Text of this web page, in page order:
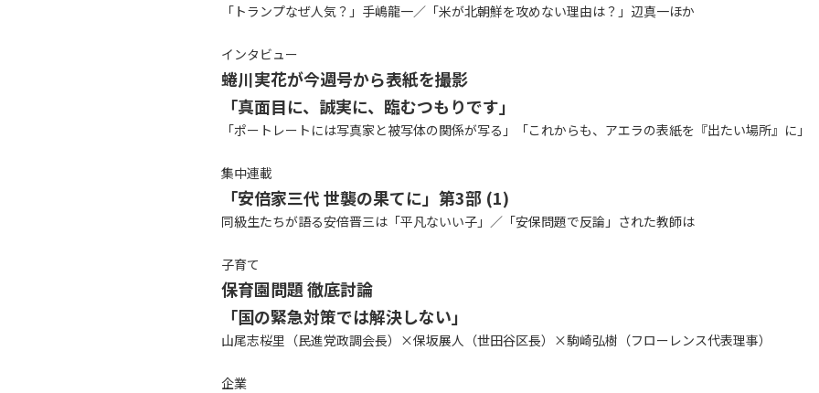
「トランプなぜ人気？」手嶋龍一／「米が北朝鮮を攻めない理由は？」辺真一ほか
インタビュー
蜷川実花が今週号から表紙を撮影
「真面目に、誠実に、臨むつもりです」
「ポートレートには写真家と被写体の関係が写る」「これからも、アエラの表紙を『出たい場所』に」
集中連載
「安倍家三代 世襲の果てに」第3部 (1)
同級生たちが語る安倍晋三は「平凡ないい子」／「安保問題で反論」された教師は
子育て
保育園問題 徹底討論
「国の緊急対策では解決しない」
山尾志桜里（民進党政調会長）×保坂展人（世田谷区長）×駒崎弘樹（フローレンス代表理事）
企業